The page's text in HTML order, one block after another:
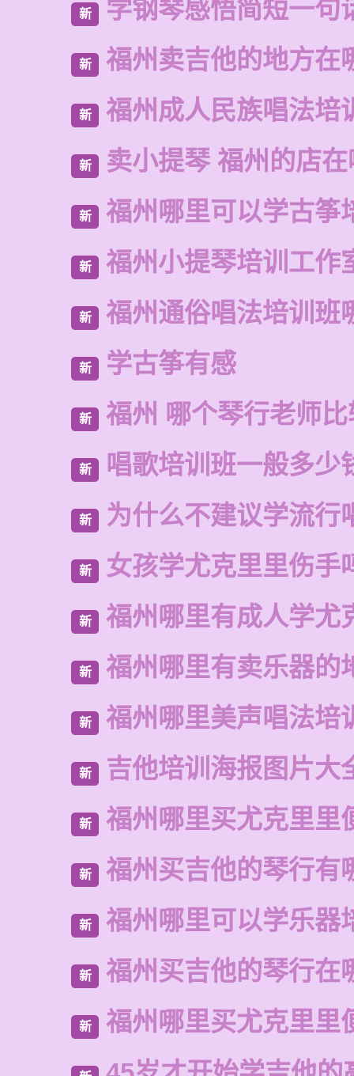
新 学钢琴感悟简短一句
新 福州卖吉他的地方在
新 福州成人民族唱法培
新 卖小提琴 福州的店
新 福州哪里可以学古筝
新 福州小提琴培训工作
新 福州通俗唱法培训班
新 学古筝有感
新 福州 哪个琴行老师
新 唱歌培训班一般多少
新 为什么不建议学流行
新 女孩学尤克里里伤手
新 福州哪里有成人学尤
新 福州哪里有卖乐器的
新 福州哪里美声唱法培
新 吉他培训海报图片大
新 福州哪里买尤克里里
新 福州买吉他的琴行有
新 福州哪里可以学乐器
新 福州买吉他的琴行在
新 福州哪里买尤克里里